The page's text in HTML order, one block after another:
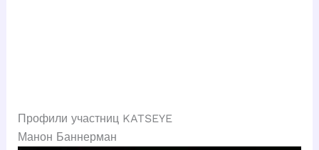
Профили участниц KATSEYE
Манон Баннерман